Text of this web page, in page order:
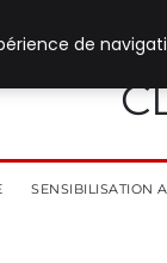
SENSIBILISATION
de